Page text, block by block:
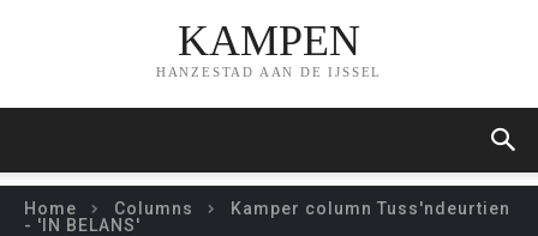
KAMPEN
HANZESTAD AAN DE IJSSEL
Home Columns
Kamper column Tuss'ndeurtien
- 'IN BELANS'